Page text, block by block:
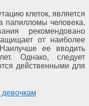
клеток, является
папилломы человека.
рекомендовано
от наиболее
ее вводить
Однако, следует
действенными для
девочкам